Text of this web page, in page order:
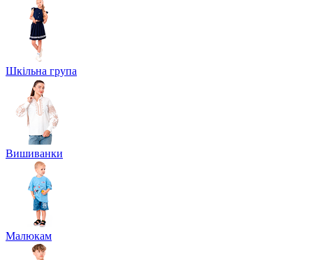
Шкільна група
Вишиванки
Малюкам